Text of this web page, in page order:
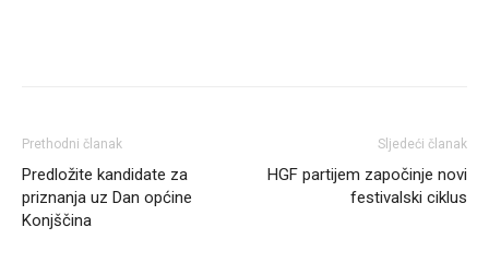
Prethodni članak
Predložite kandidate za
priznanja uz Dan općine
Konjščina
Sljedeći članak
HGF partijem započinje novi
festivalski ciklus